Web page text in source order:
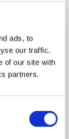
ads, to
our traffic.
of our site with
partners.
de
dans
puis
Si le